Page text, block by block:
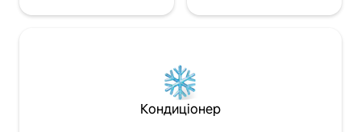
Кондиціонер